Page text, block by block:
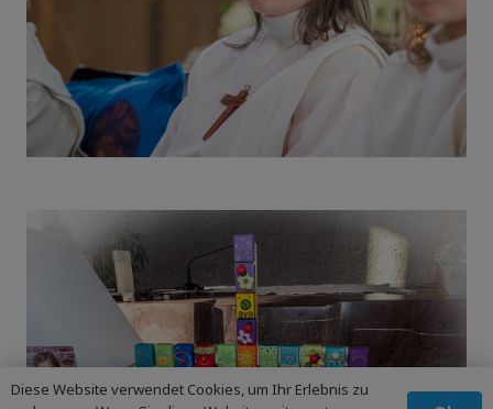
Diese Website verwendet Cookies, um Ihr Erlebnis zu